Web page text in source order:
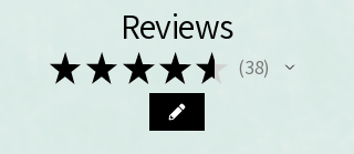
Reviews
★ ★★★★ 38
38